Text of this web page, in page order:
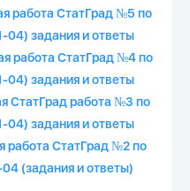
работа СтатГрад №5 по
04) задания и ответы
работа СтатГрад №4 по
04) задания и ответы
СтатГрад работа №3 по
04) задания и ответы
работа СтатГрад №2 по
(задания и ответы)